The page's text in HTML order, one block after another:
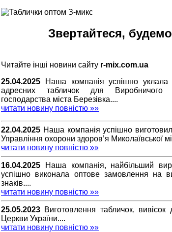
Звертайтеся, будемо
Читайте інші новини сайту r-mix.com.ua
25.04.2025
Наша компанія успішно
адресних табличок для Виробничого
господарства міста Березівка....
читати новину повністю »»
22.04.2025 Наша компанія успішно
Управління охорони здоров’я Миколаївської
читати новину повністю »»
16.04.2025
Наша компанія, найбільший
успішно виконала оптове замовлення на
знаків....
читати новину повністю »»
25.05.2023 Виготовлення табличок,
Церкви України....
читати новину повністю »»